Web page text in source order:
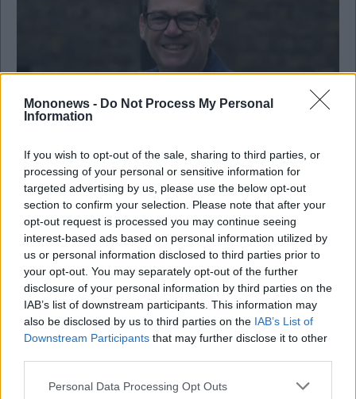
Mononews - Do Not Process My Personal
Information
If you wish to opt-out of the sale, sharing to third parties, or
processing of your personal or sensitive information for
targeted advertising by us, please use the below opt-out
section to confirm your selection. Please note that after your
opt-out request is processed you may continue seeing
interest-based ads based on personal information utilized by
us or personal information disclosed to third parties prior to
your opt-out. You may separately opt-out of the further
disclosure of your personal information by third parties on the
IAB’s list of downstream participants. This information may
also be disclosed by us to third parties on the IAB’s List of
Downstream Participants that may further disclose it to other
Personal Data Processing Opt Outs
Διεθνής πολιτική
Άντι Μπέρναμ: Βάζει υποψηφιότητα για την
ηγεσία των Εργατικών μετά την παραίτηση
Στάρμερ